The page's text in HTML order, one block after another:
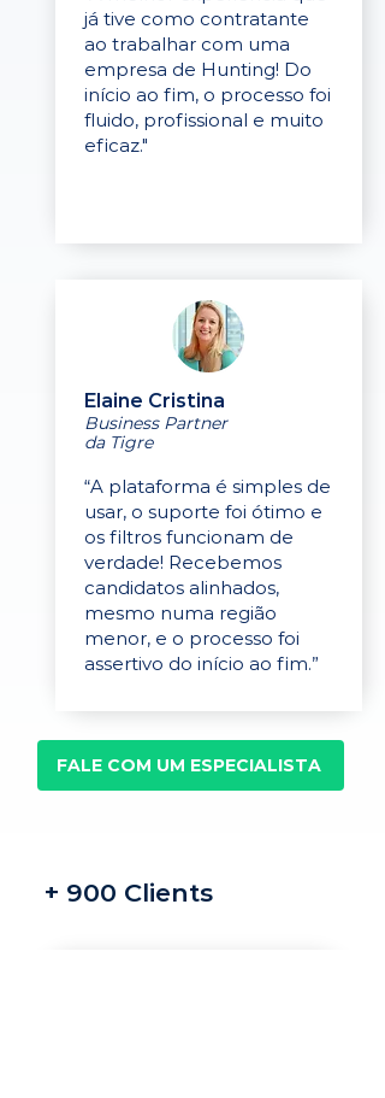
já tive como contratante
ao trabalhar com uma
empresa de Hunting! Do
início ao fim, o processo foi
fluido, profissional e muito
eficaz."
Elaine Cristina
Business Partner
da Tigre
“A plataforma é simples de
usar, o suporte foi ótimo e
os filtros funcionam de
verdade! Recebemos
candidatos alinhados,
mesmo numa região
menor, e o processo foi
assertivo do início ao fim.”
FALE COM UM ESPECIALISTA
+ 900 Clients